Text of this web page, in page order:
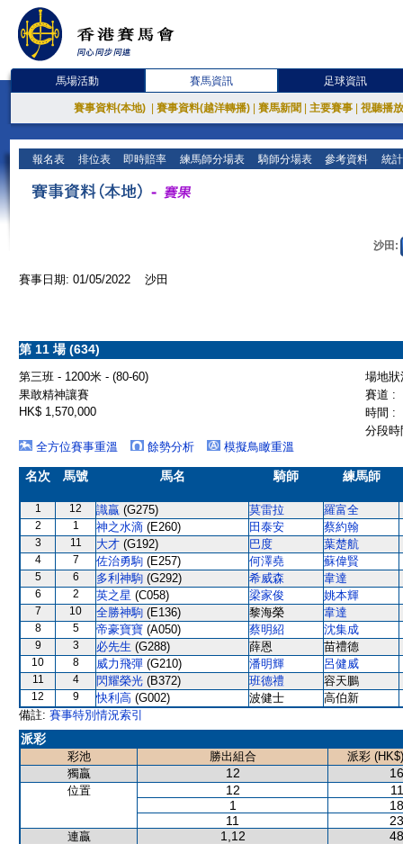
馬場活動 賽馬資訊 足球資訊
賽事資料(本地) 賽事資料(越洋轉播) 賽馬新聞 主要賽事 視聽播
報名表 排位表 即時賠率 練馬師分場表 騎師分場表 參考資料 統
沙田:
賽事日期: 01/05/2022 沙田
第 11 場 (634)
第三班 - 1200米 - (80-60)
場地
果敢精神讓賽
賽道 :
HK$ 1,570,000
時間 :
分段
全方位賽事重溫
餘勢分析 模擬鳥瞰重溫
名次 馬號 馬名 騎師 練馬師
1 12 識贏 (G275) 莫雷拉 羅富全
2 1 神之水滴 (E260) 田泰安 蔡約翰
3 11 大才 (G192) 巴度 葉楚航
4 7 佐治勇駒 (E257) 何澤堯 蘇偉賢
5 6 多利神駒 (G292) 希威森 韋達
6 2 英之星 (C058) 梁家俊 姚本輝
7 10 全勝神駒 (E136) 黎海榮 韋達
8 5 帝豪寶寶 (A050) 蔡明紹 沈集成
9 3 必先生 (G288) 薛恩 苗禮德
10 8 威力飛彈 (G210) 潘明輝 呂健威
11 4 閃耀榮光 (B372) 班德禮 容天鵬
12 9 快利高 (G002) 波健士
高伯新
備註: 賽事特別情況索引
派彩
彩池 勝出組合
派彩 (HK$)
獨贏
12
位置 12
1
11
連贏 1,12